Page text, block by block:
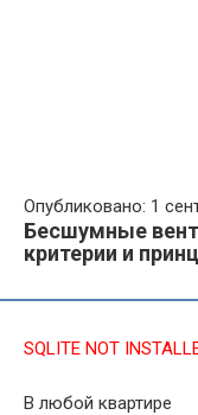
Опубликовано: 1
Бесшумные
критерии и
SQLITE NOT
В любой квартире